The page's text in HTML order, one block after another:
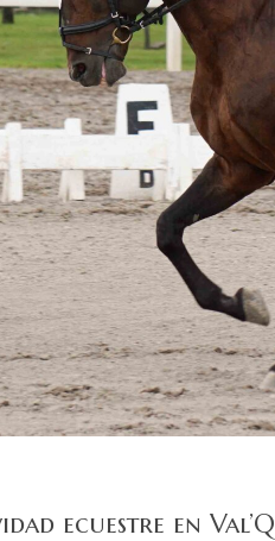
ecuestre en